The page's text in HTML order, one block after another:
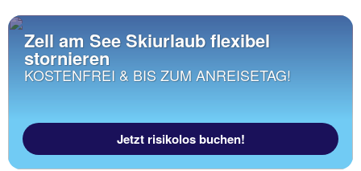
Zell am See Skiurlaub flexibel
stornieren
KOSTENFREI & BIS ZUM ANREISETAG!
Jetzt risikolos buchen!